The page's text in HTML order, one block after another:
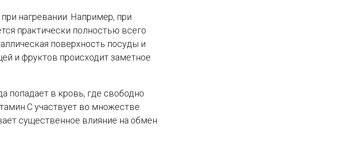
нагревании. Например, при
практически полностью всего
поверхность посуды и
и фруктов происходит заметное
попадает в кровь, где свободно
С участвует во множестве
существенное влияние на обмен